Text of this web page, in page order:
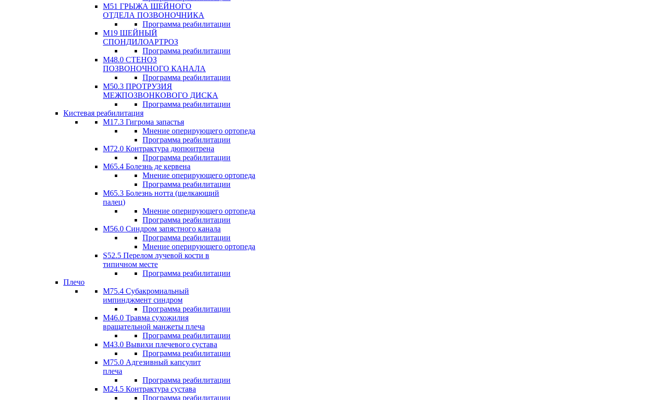
М51 ГРЫЖА ШЕЙНОГО
ОТДЕЛА ПОЗВОНОЧНИКА
Программа реабилитации
М19 ШЕЙНЫЙ
СПОНДИЛОАРТРОЗ
Программа реабилитации
М48.0 СТЕНОЗ
ПОЗВОНОЧНОГО КАНАЛА
Программа реабилитации
М50.3 ПРОТРУЗИЯ
МЕЖПОЗВОНКОВОГО ДИСКА
Программа реабилитации
Кистевая реабилитация
M17.3 Гигрома запастья
Мнение оперирующего ортопеда
Программа реабилитации
М72.0 Контрактура дюпюитрена
Программа реабилитации
M65.4 Болезнь де кервена
Мнение оперирующего ортопеда
Программа реабилитации
М65.3 Болезнь нотта (щелкающий
палец)
Мнение оперирующего ортопеда
Программа реабилитации
M56.0 Синдром запястного канала
Программа реабилитации
Мнение оперирующего ортопеда
S52.5 Перелом лучевой кости в
типичном месте
Программа реабилитации
Плечо
М75.4 Субакромиальный
импинджмент синдром
Программа реабилитации
М46.0 Травма сухожилия
вращательной манжеты плеча
Программа реабилитации
M43.0 Вывихи плечевого сустава
Программа реабилитации
М75.0 Адгезивный капсулит
плеча
Программа реабилитации
M24.5 Контрактура сустава
Программа реабилитации